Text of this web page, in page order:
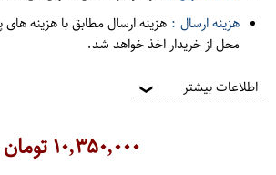
هزینه ارسال : هزینه ارسال مطابق با هزینه
محل از خریدار اخذ خواهد شد.
اطلاعات بیشتر ❯
۱۰,۳۵۰,۰۰۰تومان